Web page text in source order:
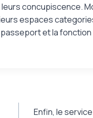
concupiscence.
espaces
et la
Enfin, le